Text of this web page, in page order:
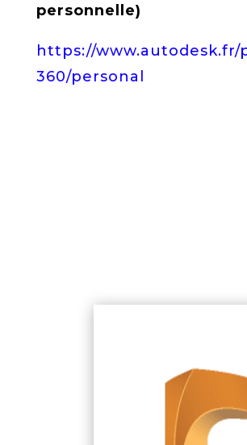
personnelle)
https://
360/personal